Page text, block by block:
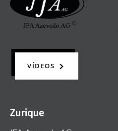
VÍDEOS
Zurique